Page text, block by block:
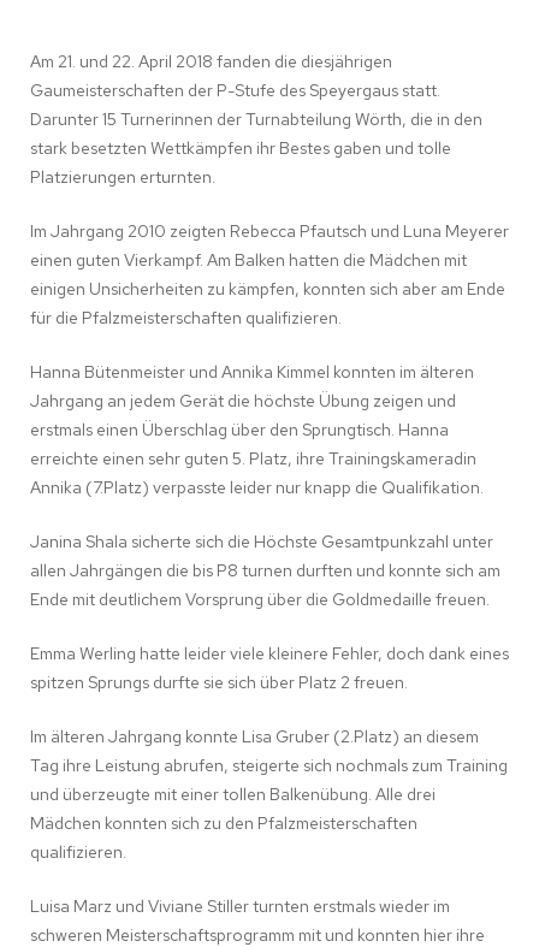
Am 21. und 22. April 2018 fanden die diesjährigen
Gaumeisterschaften der P-Stufe des Speyergaus statt.
Darunter 15 Turnerinnen der Turnabteilung Wörth, die in den
stark besetzten Wettkämpfen ihr Bestes gaben und tolle
Platzierungen erturnten.
Im Jahrgang 2010 zeigten Rebecca Pfautsch und Luna Meyerer
einen guten Vierkampf. Am Balken hatten die Mädchen mit
einigen Unsicherheiten zu kämpfen, konnten sich aber am Ende
für die Pfalzmeisterschaften qualifizieren.
Hanna Bütenmeister und Annika Kimmel konnten im älteren
Jahrgang an jedem Gerät die höchste Übung zeigen und
erstmals einen Überschlag über den Sprungtisch. Hanna
erreichte einen sehr guten 5. Platz, ihre Trainingskameradin
Annika (7.Platz) verpasste leider nur knapp die Qualifikation.
Janina Shala sicherte sich die Höchste Gesamtpunkzahl unter
allen Jahrgängen die bis P8 turnen durften und konnte sich am
Ende mit deutlichem Vorsprung über die Goldmedaille freuen.
Emma Werling hatte leider viele kleinere Fehler, doch dank eines
spitzen Sprungs durfte sie sich über Platz 2 freuen.
Im älteren Jahrgang konnte Lisa Gruber (2.Platz) an diesem
Tag ihre Leistung abrufen, steigerte sich nochmals zum Training
und überzeugte mit einer tollen Balkenübung. Alle drei
Mädchen konnten sich zu den Pfalzmeisterschaften
qualifizieren.
Luisa Marz und Viviane Stiller turnten erstmals wieder im
schweren Meisterschaftsprogramm mit und konnten hier ihre